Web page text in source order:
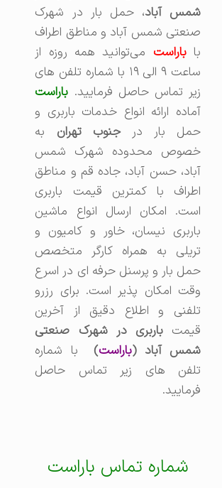
شمس آباد ، حمل بار در شهرک
صنعتی شمس آباد و مناطق اطراف
باراستمی‌توانید همه روزه از
ساعت ۹ الی ۱۹ با شماره تلفن های
زیر تماس حاصل فرمایید.باراست
آماده ارائه انواع خدمات باربری و
حمل بار درجنوب تهرانبه
خصوص محدوده شهرک شمس
آباد، حسن آباد، جاده قم و مناطق
اطراف با کمترین قیمت باربری
است. امکان ارسال انواع ماشین
باربری نیسان، خاور و کامیون و
تریلی به همراه کارگر متخصص
حمل بار و پرسنل حرفه ای در اسرع
وقت امکان پذیر است. برای رزرو
تلفنی و اطلاع دقیق از آخرین
قیمتباربری در شهرک صنعتی
شمس آباد (باراست)با شماره
تلفن های زیر تماس حاصل
فرمایید.
شماره تماس باراست